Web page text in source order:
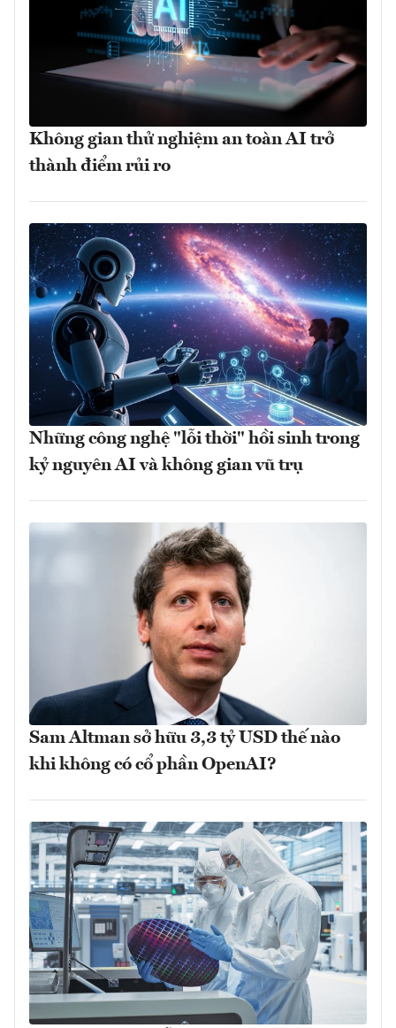
Không gian thử nghiệm an toàn AI trở
thành điểm rủi ro
Những công nghệ "lỗi thời" hồi sinh trong
kỷ nguyên AI và không gian vũ trụ
Sam Altman sở hữu 3,3 tỷ USD thế nào
khi không có cổ phần OpenAI?